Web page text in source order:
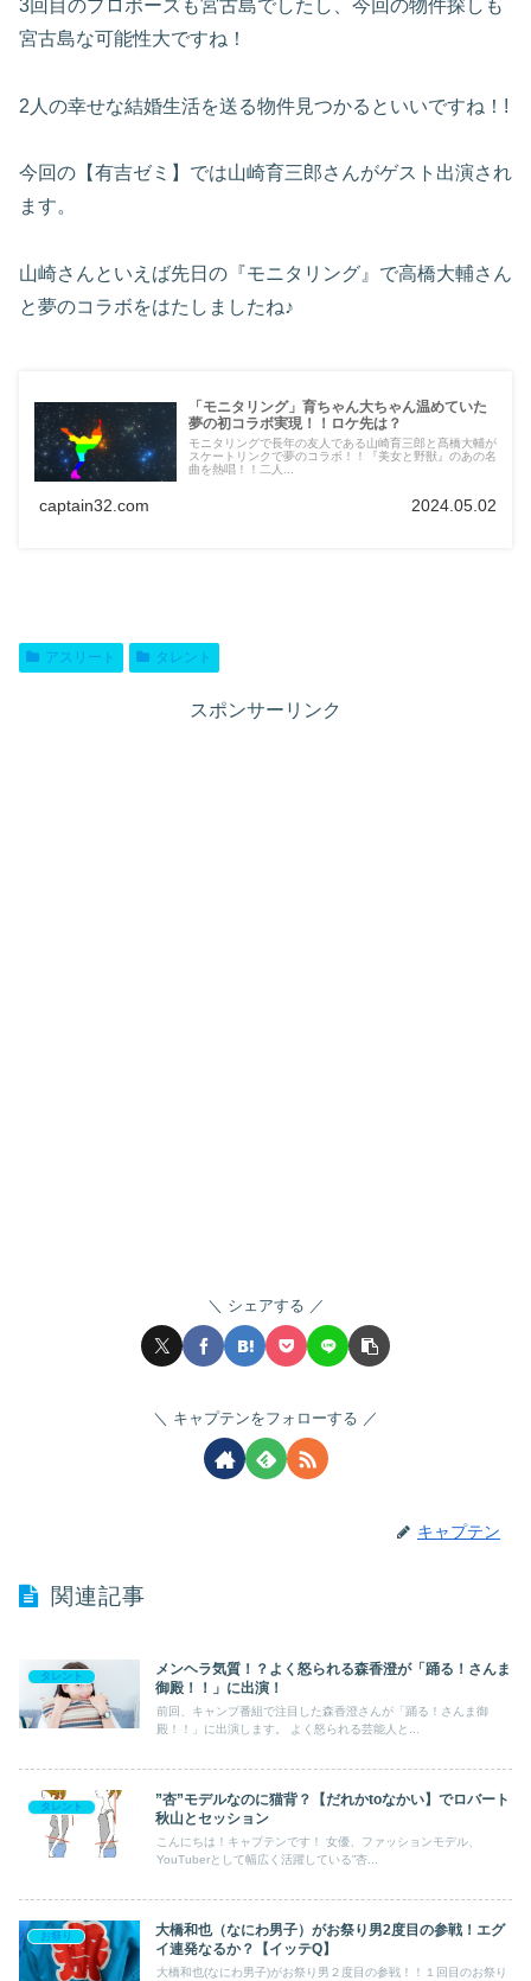
3回目のプロポーズも宮古島でしたし、今回の物件探しも
宮古島な可能性大ですね！
2人の幸せな結婚生活を送る物件見つかるといいですね！!
今回の【有吉ゼミ】では山崎育三郎さんがゲスト出演され
ます。
山崎さんといえば先日の『モニタリング』で高橋大輔さん
と夢のコラボをはたしましたね♪
「モニタリング」育ちゃん大ちゃん温めていた
夢の初コラボ実現！！ロケ先は？
モニタリングで長年の友人である山崎育三郎と髙橋大輔が
スケートリンクで夢のコラボ！！『美女と野獣』のあの名
曲を熱唱！！二人...
captain32.com 2024.05.02
アスリート タレント
スポンサーリンク
シェアする
キャプテンをフォローする
キャプテン
関連記事
タレント
メンヘラ気質！？よく怒られる森香澄が「踊る！さんま
御殿！！」に出演！
前回、キャンプ番組で注目した森香澄さんが「踊る！さんま御
殿！！」に出演します。 よく怒られる芸能人と...
タレント
”杏”モデルなのに猫背？【だれかtoなかい】でロバート
秋山とセッション
こんにちは！キャプテンです！ 女優、ファッションモデル、
YouTuberとして幅広く活躍している”杏...
お祭り
大橋和也（なにわ男子）がお祭り男2度目の参戦！エグ
イ連発なるか？【イッテQ】
大橋和也(なにわ男子)がお祭り男２度目の参戦！！１回目のお祭り